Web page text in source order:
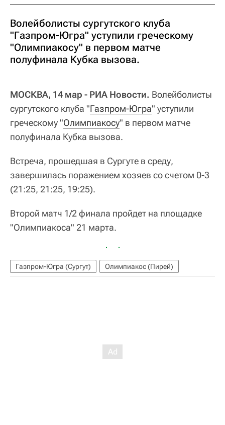
Волейболисты сургутского клуба
"Газпром-Югра" уступили греческому
"Олимпиакосу" в первом матче
полуфинала Кубка вызова.
МОСКВА, 14 мар - РИА Новости. Волейболисты
сургутского клуба "Газпром-Югра" уступили
греческому "Олимпиакосу" в первом матче
полуфинала Кубка вызова.
Встреча, прошедшая в Сургуте в среду,
завершилась поражением хозяев со счетом 0-3
(21:25, 21:25, 19:25).
Второй матч 1/2 финала пройдет на площадке
"Олимпиакоса" 21 марта.
Газпром-Югра (Сургут) Олимпиакос (Пирей)